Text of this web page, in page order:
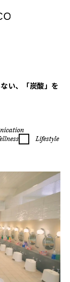
い、「炭酸」を
Lifestyle